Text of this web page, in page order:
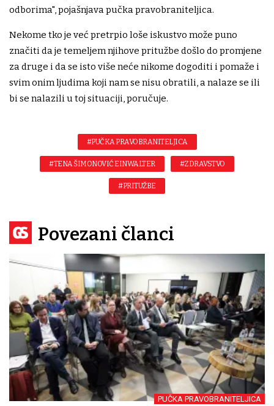
odborima", pojašnjava pučka pravobraniteljica.
Nekome tko je već pretrpio loše iskustvo može puno
značiti da je temeljem njihove pritužbe došlo do promjene
za druge i da se isto više neće nikome dogoditi i pomaže i
svim onim ljudima koji nam se nisu obratili, a nalaze se ili
bi se nalazili u toj situaciji, poručuje.
#PUČKA PRAVOBRANITELJICA
#TENA ŠIMONOVIĆ EINWALTER #ZDRAVSTVO
#PRITUŽBE
Povezani članci
PUČKA PRAVOBRANITELJICA